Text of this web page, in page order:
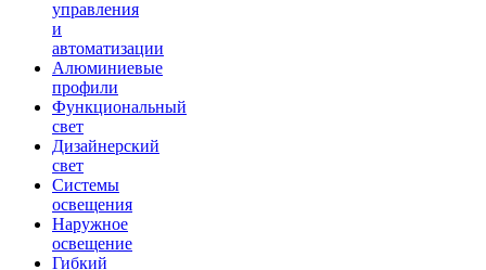
управления
и
автоматизации
Алюминиевые
профили
Функциональный
свет
Дизайнерский
свет
Системы
освещения
Наружное
освещение
Гибкий